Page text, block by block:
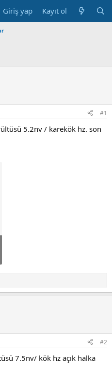
Giriş yap Kayıt ol
#1
5.2nv / karekök hz. son
#2
7.5nv/ kök hz açık halka